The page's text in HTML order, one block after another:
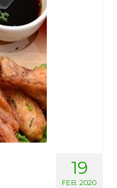
19
FEB. 2020